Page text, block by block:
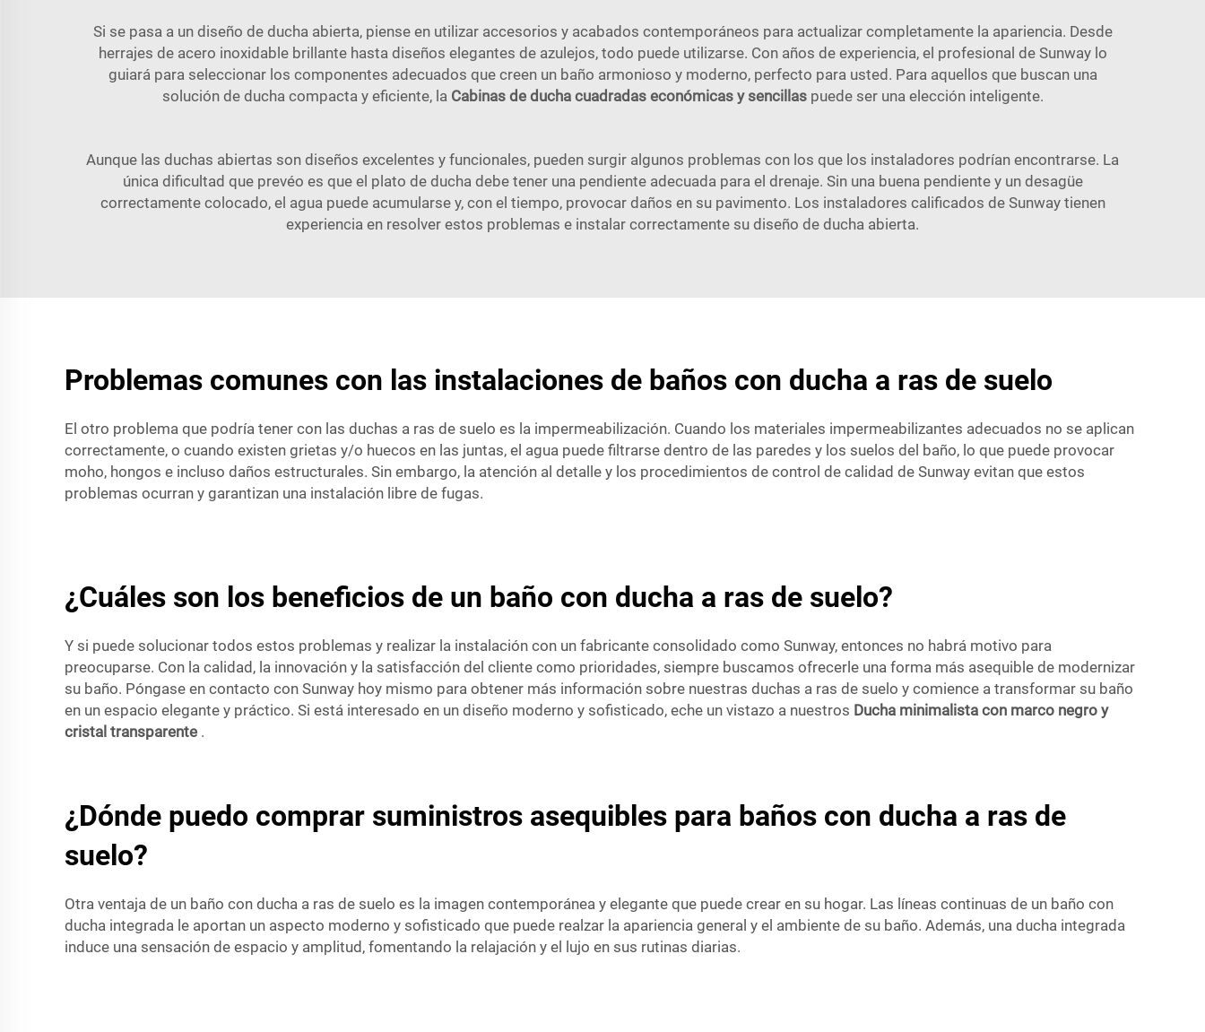
Si se pasa a un diseño de ducha abierta, piense en utilizar accesorios y acabados contemporáneos para actualizar completamente la apariencia. Desde
herrajes de acero inoxidable brillante hasta diseños elegantes de azulejos, todo puede utilizarse. Con años de experiencia, el profesional de Sunway lo
guiará para seleccionar los componentes adecuados que creen un baño armonioso y moderno, perfecto para usted. Para aquellos que buscan una
solución de ducha compacta y eficiente, la Cabinas de ducha cuadradas económicas y sencillas puede ser una elección inteligente.
Aunque las duchas abiertas son diseños excelentes y funcionales, pueden surgir algunos problemas con los que los instaladores podrían encontrarse. La
única dificultad que prevéo es que el plato de ducha debe tener una pendiente adecuada para el drenaje. Sin una buena pendiente y un desagüe
correctamente colocado, el agua puede acumularse y, con el tiempo, provocar daños en su pavimento. Los instaladores calificados de Sunway tienen
experiencia en resolver estos problemas e instalar correctamente su diseño de ducha abierta.
Problemas comunes con las instalaciones de baños con ducha a ras de suelo
El otro problema que podría tener con las duchas a ras de suelo es la impermeabilización. Cuando los materiales impermeabilizantes adecuados no se aplican
correctamente, o cuando existen grietas y/o huecos en las juntas, el agua puede filtrarse dentro de las paredes y los suelos del baño, lo que puede provocar
moho, hongos e incluso daños estructurales. Sin embargo, la atención al detalle y los procedimientos de control de calidad de Sunway evitan que estos
problemas ocurran y garantizan una instalación libre de fugas.
¿Cuáles son los beneficios de un baño con ducha a ras de suelo?
Y si puede solucionar todos estos problemas y realizar la instalación con un fabricante consolidado como Sunway, entonces no habrá motivo para
preocuparse. Con la calidad, la innovación y la satisfacción del cliente como prioridades, siempre buscamos ofrecerle una forma más asequible de modernizar
su baño. Póngase en contacto con Sunway hoy mismo para obtener más información sobre nuestras duchas a ras de suelo y comience a transformar su baño
en un espacio elegante y práctico. Si está interesado en un diseño moderno y sofisticado, eche un vistazo a nuestros Ducha minimalista con marco negro y
cristal transparente .
¿Dónde puedo comprar suministros asequibles para baños con ducha a ras de
suelo?
Otra ventaja de un baño con ducha a ras de suelo es la imagen contemporánea y elegante que puede crear en su hogar. Las líneas continuas de un baño con
ducha integrada le aportan un aspecto moderno y sofisticado que puede realzar la apariencia general y el ambiente de su baño. Además, una ducha integrada
induce una sensación de espacio y amplitud, fomentando la relajación y el lujo en sus rutinas diarias.